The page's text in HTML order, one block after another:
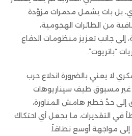
بل بات يشمل مدمرات مزوّدة
من الطائرات الهجومية،
جانب تعزيز منظومات الدفاع
“باتريوت”.
لا يعني بالضرورة اندلاع حرب
غير مسبوق طيف سيناريوهات
إلى حدّ خطير هامش المناورة،
التقديرات، ما يجعل أي احتكاك
إلى مواجهة أوسع نطاقاً.